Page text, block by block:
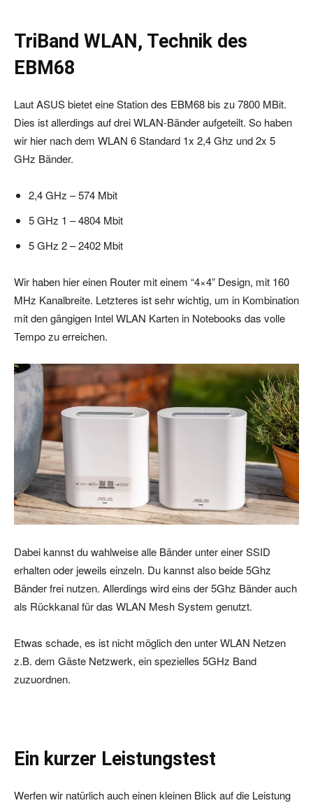
TriBand WLAN, Technik des
EBM68
Laut ASUS bietet eine Station des EBM68 bis zu 7800 MBit.
Dies ist allerdings auf drei WLAN-Bänder aufgeteilt. So haben
wir hier nach dem WLAN 6 Standard 1x 2,4 Ghz und 2x 5
GHz Bänder.
2,4 GHz – 574 Mbit
5 GHz 1 – 4804 Mbit
5 GHz 2 – 2402 Mbit
Wir haben hier einen Router mit einem “4×4” Design, mit 160
MHz Kanalbreite. Letzteres ist sehr wichtig, um in Kombination
mit den gängigen Intel WLAN Karten in Notebooks das volle
Tempo zu erreichen.
Dabei kannst du wahlweise alle Bänder unter einer SSID
erhalten oder jeweils einzeln. Du kannst also beide 5Ghz
Bänder frei nutzen. Allerdings wird eins der 5Ghz Bänder auch
als Rückkanal für das WLAN Mesh System genutzt.
Etwas schade, es ist nicht möglich den unter WLAN Netzen
z.B. dem Gäste Netzwerk, ein spezielles 5GHz Band
zuzuordnen.
Ein kurzer Leistungstest
Werfen wir natürlich auch einen kleinen Blick auf die Leistung